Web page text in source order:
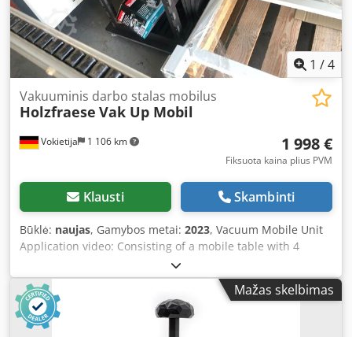
1 /4
Vokietija 1 106 km
Vakuuminis darbo stalas mobilus
Holzfraese Vak Up Mobil
1 998 €
Fiksuota kaina plius PVM
Klausti Skambinti
Būklė: naujas, Gamybos metai: 2023, Vacuum Mobile Unit
Application video: Consisting of a mobile table with 4
vacuum pads, a hand pad, and an extendable tray for
handheld devices. Includes Makita vacuum pump with
charger, battery, and hydraulic oil. The Vac Up Mobile
offers storage space for a vacuum cleaner and is height-
adjustable up to 80 mm. Lifting capacity approx. 70 kg
Mažas skelbimas